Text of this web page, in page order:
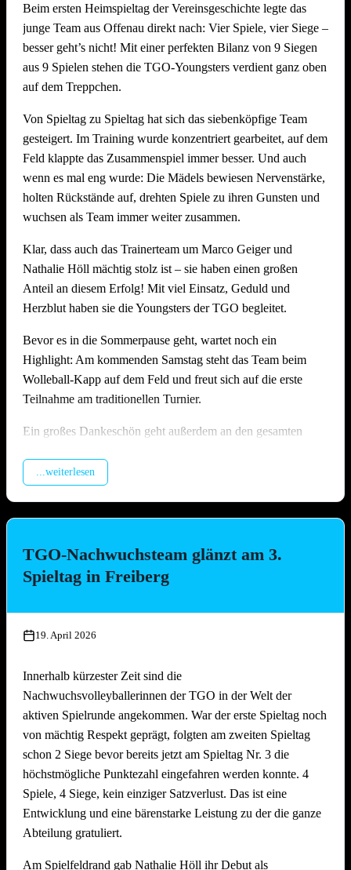
Turniersieger wurde das Team „Die Seegurken“ vom TSV
Untergruppenbach – und das hochverdient: Die Seegurken
ließen im gesamten Turnierverlauf kaum Schwächen
erkennen und mussten in der gesamten Gruppenphase und
den K.o.-Runden nur einen einzigen Satz abgeben – gegen
das spätere Drittplatzierte Team „SpätMelder“. Ein starkes
Zeichen der Dominanz des Teams, das auch im Finale
(21:18) stets die Kontrolle behielt. Herzlichen Glückwunsch!
Stimmung, Anlage und Bewirtung auf hohem Niveau
Wie schon in den Vorjahren zeigte die Offenauer
Möglichkeit die Felder zu bewässern, die Dusche direkt am
Feld und genügend schattige Plätze sorgten dafür, dass alle
trotz der Hitze gut durch den langen Tag kamen. Die
Bewirtung am Grillstand fand wieder großen Anklang und
wurde von vielen Seiten ausdrücklich gelobt. Ein besonderes
Dankeschön gilt hier unserem AbteilungsleiterMatthias
Höll, der die Bewirtung am Grill mit großem Einsatz
organisiert und durchgeführt hat – ohne ihn wäre das leibliche
und Spielfreude dabei waren. Und natürlich an alle
Helferinnen und Helfer, ohne die ein Turnier in dieser Form
schlicht nicht möglich wäre.
Die Platzierungen im Überblick:
2.
5.
Die drei Muscheltiere
Die Aperolis
7.
Strandkinder
8.
Die Gartenzwerge
9.
Auf die Mütze
10.
Knaller
11.
Die Heilige Dreifaltigkeit
Beim ersten Heimspieltag der Vereinsgeschichte legte das
junge Team aus Offenau direkt nach: Vier Spiele, vier Siege –
besser geht’s nicht! Mit einer perfekten Bilanz von 9 Siegen
aus 9 Spielen stehen die TGO-Youngsters verdient ganz oben
auf dem Treppchen.
Von Spieltag zu Spieltag hat sich das siebenköpfige Team
gesteigert. Im Training wurde konzentriert gearbeitet, auf dem
Feld klappte das Zusammenspiel immer besser. Und auch
wenn es mal eng wurde: Die Mädels bewiesen Nervenstärke,
holten Rückstände auf, drehten Spiele zu ihren Gunsten und
wuchsen als Team immer weiter zusammen.
Klar, dass auch das Trainerteam um Marco Geiger und
Nathalie Höll mächtig stolz ist – sie haben einen großen
Anteil an diesem Erfolg! Mit viel Einsatz, Geduld und
Herzblut haben sie die Youngsters der TGO begleitet.
Bevor es in die Sommerpause geht, wartet noch ein
Highlight: Am kommenden Samstag steht das Team beim
Wolleball-Kapp auf dem Feld und freut sich auf die erste
Teilnahme am traditionellen Turnier.
Ein großes Dankeschön geht außerdem an den gesamten
Schröer, Aldi Fiolka und Jonathan Höll, die vor dem
Heimspieltag alle Hände voll zu tun hatten. Und natürlich
...weiterlesen
TGO-Nachwuchsteam glänzt am 3.
Spieltag in Freiberg
19. April 2026
Innerhalb kürzester Zeit sind die
Nachwuchsvolleyballerinnen der TGO in der Welt der
aktiven Spielrunde angekommen. War der erste Spieltag noch
von mächtig Respekt geprägt, folgten am zweiten Spieltag
schon 2 Siege bevor bereits jetzt am Spieltag Nr. 3 die
höchstmögliche Punktezahl eingefahren werden konnte. 4
Spiele, 4 Siege, kein einziger Satzverlust. Das ist eine
Entwicklung und eine bärenstarke Leistung zu der die ganze
Abteilung gratuliert.
Am Spielfeldrand gab Nathalie Höll ihr Debut als